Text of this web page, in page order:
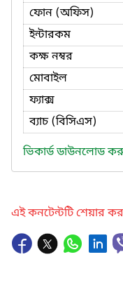
ফোন (অফিস)
ইন্টারকম
কক্ষ নম্বর
মোবাইল
ফ্যাক্স
ব্যাচ (বিসিএস)
ভিকার্ড ডাউনলোড
এই কনটেন্টটি শেয়ার